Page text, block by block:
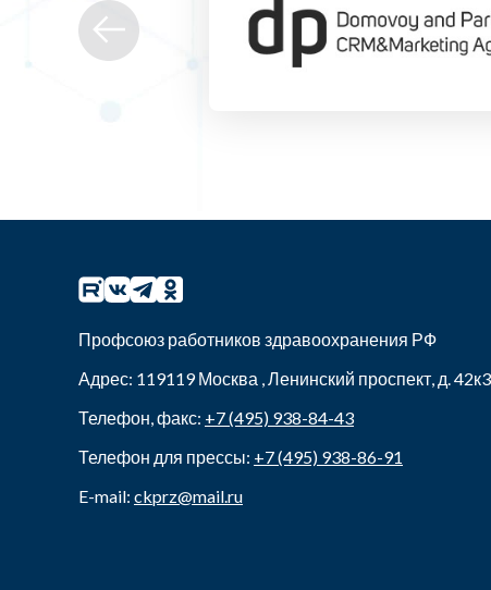
Профсоюз работников здравоохранения РФ
Адрес: 119119Москва ,Ленинский проспект, д. 42к3
Телефон, факс: +7 (495) 938-84-43
Телефон для прессы: +7 (495) 938-86-91
E-mail: ckprz@mail.ru